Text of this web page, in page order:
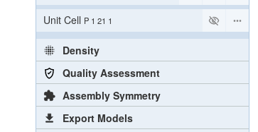
Unit Cell P 1 21 1
Density
Quality Assessment
Assembly Symmetry
Export Models